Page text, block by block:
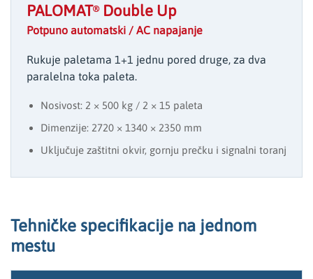
PALOMAT®Double Up
Potpuno automatski / AC napajanje
Rukuje paletama 1+1 jednu pored druge, za dva
paralelna toka paleta.
Nosivost: 2 × 500 kg / 2 × 15 paleta
Dimenzije: 2720 × 1340 × 2350 mm
Uključuje zaštitni okvir, gornju prečku i signalni toranj
Tehničke specifikacije na jednom
mestu